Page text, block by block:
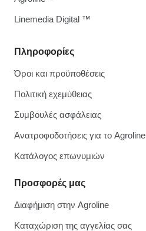
Πληροφορίες
Όροι και προϋποθέσεις
Πολιτική εχεμύθειας
Συμβουλές ασφάλειας
Ανατροφοδοτήσεις για το Agroline
Κατάλογος επωνυμιών
Προσφορές μας
Διαφήμιση στην Agroline
Καταχώριση της αγγελίας σας
Linemedia Digital ™